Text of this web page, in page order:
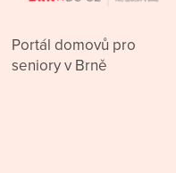
Portál domovů pro
seniory v Brně